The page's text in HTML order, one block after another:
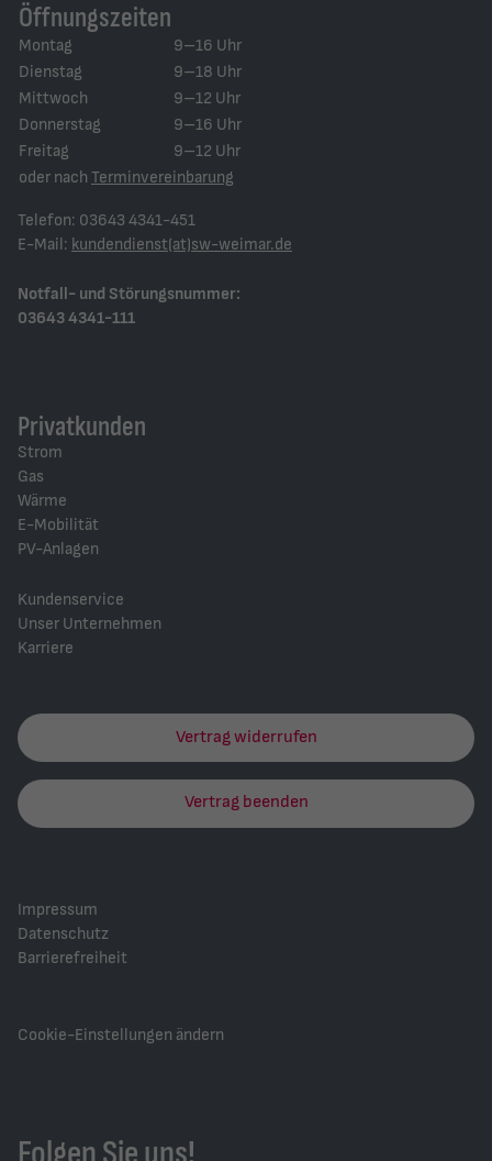
Öffnungszeiten
Montag
9–16 Uhr
Dienstag
9–18 Uhr
Mittwoch
9–12 Uhr
Donnerstag
9–16 Uhr
Freitag
9–12 Uhr
oder nach Terminvereinbarung
Telefon: 03643 4341-451
E-Mail: kundendienst(at)sw-weimar.de
Notfall- und Störungsnummer:
03643 4341-111
Privatkunden
Strom
Gas
Wärme
E-Mobilität
PV-Anlagen
Kundenservice
Unser Unternehmen
Karriere
Vertrag widerrufen
Vertrag beenden
Impressum
Datenschutz
Barrierefreiheit
Cookie-Einstellungen ändern